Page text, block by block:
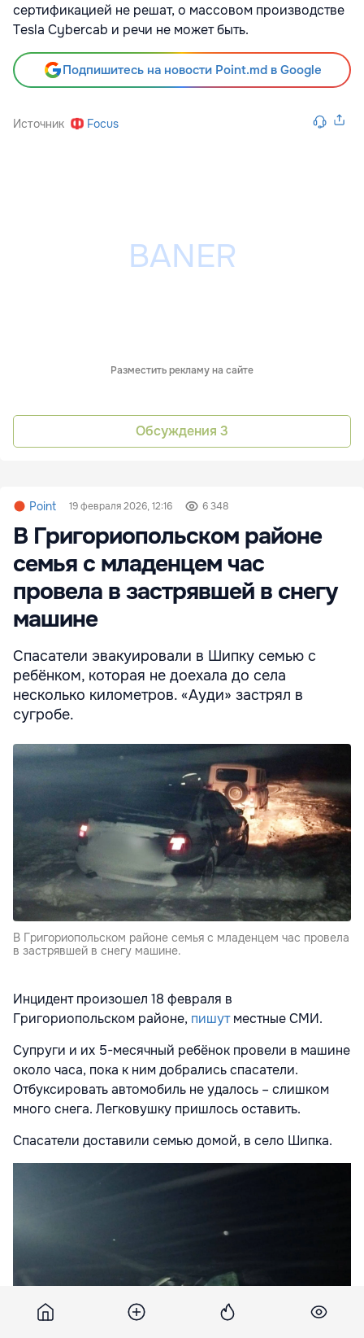
сертификацией не решат, о массовом производстве
Tesla Cybercab и речи не может быть.
Подпишитесь на новости Point.md в Google
Источник Focus
Разместить рекламу на сайте
Обсуждения 3
Point 19 февраля 2026, 12:16 6 348
В Григориопольском районе
семья с младенцем час
провела в застрявшей в снегу
машине
Спасатели эвакуировали в Шипку семью с
ребёнком, которая не доехала до села
несколько километров. «Ауди» застрял в
сугробе.
В Григориопольском районе семья с младенцем час провела
в застрявшей в снегу машине.
Инцидент произошел 18 февраля в
Григориопольском районе, пишутместные СМИ.
Супруги и их 5-месячный ребёнок провели в машине
около часа, пока к ним добрались спасатели.
Отбуксировать автомобиль не удалось – слишком
много снега. Легковушку пришлось оставить.
Спасатели доставили семью домой, в село Шипка.